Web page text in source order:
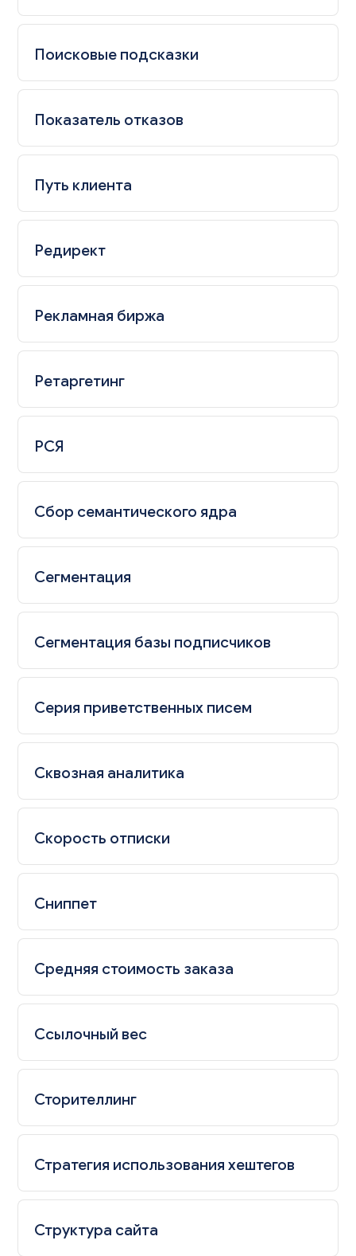
Поисковые подсказки
Показатель отказов
Путь клиента
Редирект
Рекламная биржа
Ретаргетинг
РСЯ
Сбор семантического ядра
Сегментация
Сегментация базы подписчиков
Серия приветственных писем
Сквозная аналитика
Скорость отписки
Сниппет
Средняя стоимость заказа
Ссылочный вес
Сторителлинг
Стратегия использования хештегов
Структура сайта